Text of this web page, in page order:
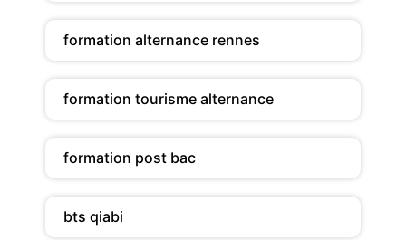
formation alternance rennes
formation tourisme alternance
formation post bac
bts qiabi